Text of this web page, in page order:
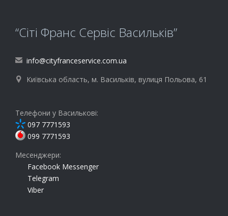
“Сіті Франс Сервіс Васильків”
 info@cityfranceservice.com.ua
 Київська область, м. Васильків, вулиця Польова, 61
Телефони у Василькові:
097 7771593
099 7771593
Месенджери:
Facebook Messenger
Telegram
Viber